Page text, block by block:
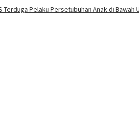
Terduga Pelaku Persetubuhan Anak di Bawah